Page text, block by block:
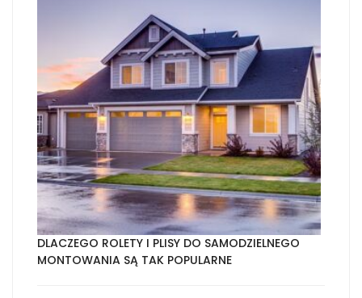
DLACZEGO ROLETY I PLISY DO SAMODZIELNEGO
MONTOWANIA SĄ TAK POPULARNE